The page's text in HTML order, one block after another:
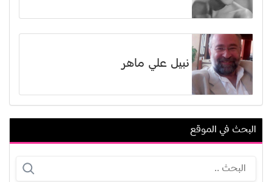
نبيل علي ماهر
بادي إيسيل
البحث في الموقع